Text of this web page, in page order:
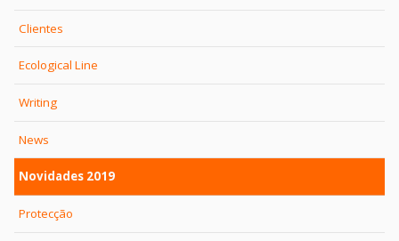
Clientes
Ecological Line
Writing
News
Novidades 2019
Protecção